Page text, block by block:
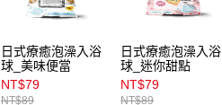
日式療癒泡澡入浴
球_美味便當
NT$79
NT$89
日式療癒泡澡入浴
球_迷你甜點
NT$79
NT$89